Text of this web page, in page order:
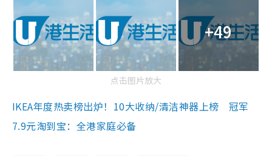
+49
点击图片放大
IKEA年度热卖榜出炉！10大收纳/清洁神器上榜 冠军
7.9元淘到宝：全港家庭必备